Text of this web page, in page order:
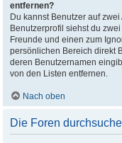
entfernen?
Du kannst Benutzer auf
Benutzerprofil siehst du
Freunde und einen zum
persönlichen Bereich direkt
deren Benutzernamen
von den Listen entfernen.
Nach oben
Die Foren